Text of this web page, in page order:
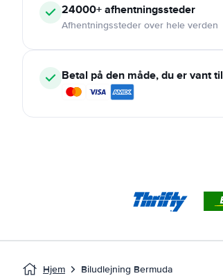
24000+afhentningssteder
Afhentningssteder over hele verden
Betal på den måde, du er vant til
Hjem Biludlejning Bermuda